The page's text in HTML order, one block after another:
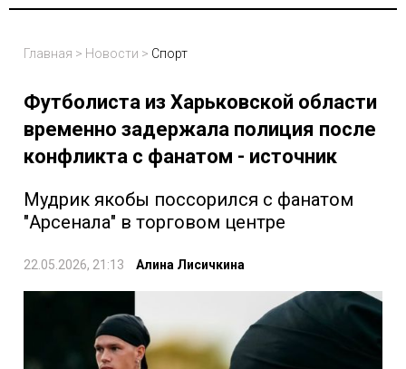
Главная > Новости > Спорт
Футболиста из Харьковской области
временно задержала полиция после
конфликта с фанатом - источник
Мудрик якобы поссорился с фанатом
"Арсенала" в торговом центре
22.05.2026, 21:13 Алина Лисичкина